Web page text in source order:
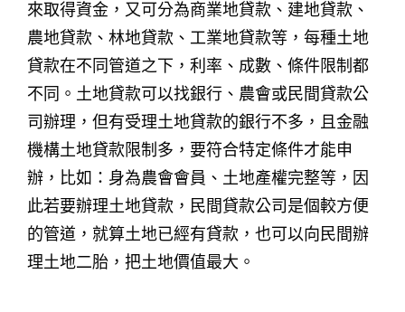
來取得資金，又可分為商業地貸款、建地貸款、
農地貸款、林地貸款、工業地貸款等，每種土地
貸款在不同管道之下，利率、成數、條件限制都
不同。土地貸款可以找銀行、農會或民間貸款公
司辦理，但有受理土地貸款的銀行不多，且金融
機構土地貸款限制多，要符合特定條件才能申
辦，比如：身為農會會員、土地產權完整等，因
此若要辦理土地貸款，民間貸款公司是個較方便
的管道，就算土地已經有貸款，也可以向民間辦
理土地二胎，把土地價值最大。